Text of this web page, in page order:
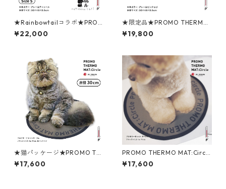
★Rainbowtailコラボ★PROM
O THERMO MAT プロモサー
モマットブラックシリカ＋テ
¥22,000
★限定品★PROMO THERMO
MAT プロモサーモマットブラ
ックシリカ for ペット Sサイ
¥19,800
★猫パッケージ★PROMO TH
ERMO MAT:Circle プロモサー
モマット：サークル ブラック
¥17,600
PROMO THERMO MAT:Circle
プロモサーモマット：サーク
ル ブラックシリカ S30
¥17,600